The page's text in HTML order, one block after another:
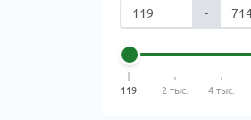
-
119 2 тыс. 4 тыс.